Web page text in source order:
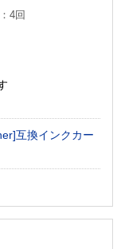
4回
互換インクカー